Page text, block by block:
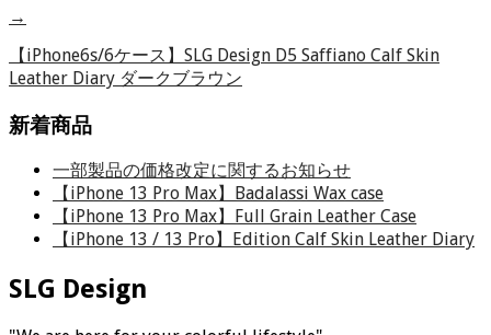
→
【iPhone6s/6ケース】SLG Design D5 Saffiano Calf Skin
Leather Diary ダークブラウン
新着商品
一部製品の価格改定に関するお知らせ
【iPhone 13 Pro Max】Badalassi Wax case
【iPhone 13 Pro Max】Full Grain Leather Case
【iPhone 13 / 13 Pro】Edition Calf Skin Leather Diary
SLG Design